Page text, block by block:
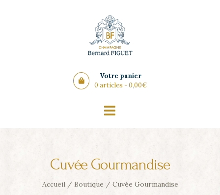
Votre panier
0 articles -0,00€
Cuvée Gourmandise
Accueil/ Boutique / Cuvée Gourmandise